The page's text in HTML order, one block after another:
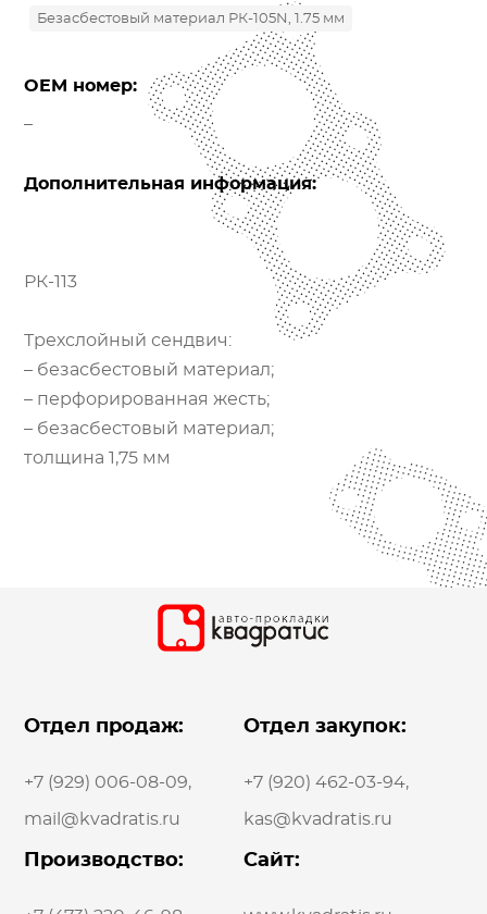
Безасбестовый материал РК-105N, 1.75 мм
OEM номер:
Дополнительная информация:
РК-113
Трехслойный сендвич:
– безасбестовый материал;
– перфорированная жесть;
– безасбестовый материал;
толщина 1,75 мм
Отдел продаж:
+7 (929) 006-08-09,
mail@kvadratis.ru
Отдел закупок:
+7 (920) 462-03-94,
kas@kvadratis.ru
Производство: Сайт: